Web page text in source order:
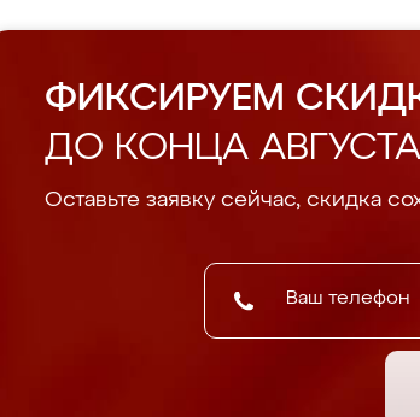
ФИКСИРУЕМ
ДО КОНЦА АВГУСТА
Оставьте заявку сейчас, скидка